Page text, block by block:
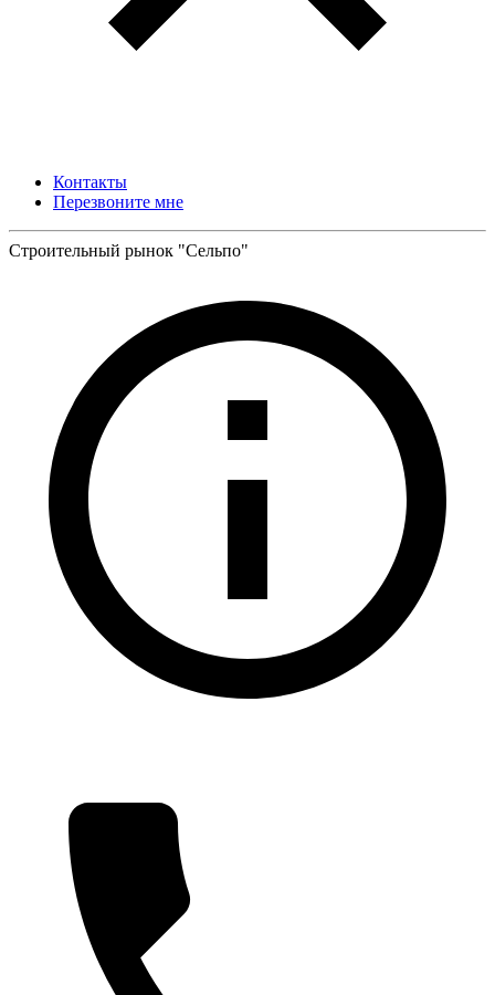
Контакты
Перезвоните мне
Строительный рынок "Сельпо"